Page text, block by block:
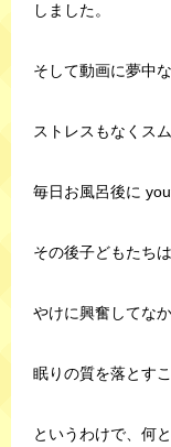
しました。
そして動画に夢中
ストレスもなくス
毎日お風呂後に
その後子どもたち
やけに興奮してな
眠りの質を落とす
というわけで、何